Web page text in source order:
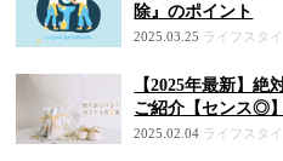
除』のポイント
2025.03.25 ライフスタ
【2025年最新】
ご紹介【センス◎】
2025.02.04 ライフスタ